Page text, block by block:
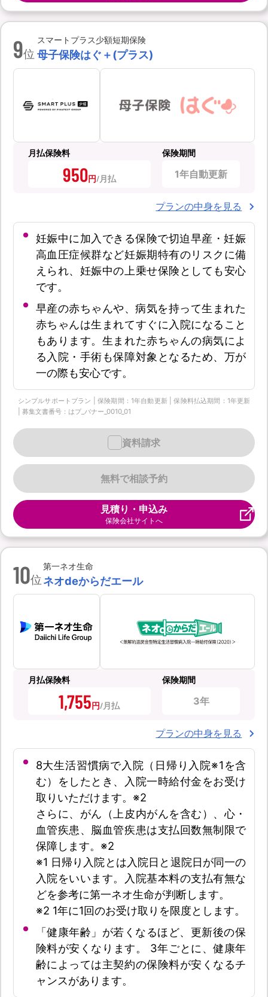
9位
スマートプラス少額短期保険
母子保険はぐ＋(プラス)
月払保険料
950円
保険期間
1年自動更新
プランの中身を見る
妊娠中に加入できる保険で切迫早産・妊娠
高血圧症候群など妊娠期特有のリスクに備
えられ、妊娠中の上乗せ保険としても安心
です。
早産の赤ちゃんや、病気を持って生まれた
赤ちゃんは生まれてすぐに入院になること
もあります。生まれた赤ちゃんの病気によ
る入院・手術も保障対象となるため、万が
一の際も安心です。
シンプルサポートプラン | 保険期間：1年自動更新 | 保険料払込期間：1年更新
| 募集文書番号：はプ_バナー_0010_01
無料で相談予約
資料請求
見積り・申込み
保険会社サイトへ
10位
第一ネオ生命
ネオdeからだエール
月払保険料
1,755円
保険期間
3年
プランの中身を見る
8大生活習慣病で入院（日帰り入院※1を含
む）をしたとき、入院一時給付金をお受け
取りいただけます。※2
さらに、がん（上皮内がんを含む）、心・
血管疾患、脳血管疾患は支払回数無制限で
保障します。※2
※1 日帰り入院とは入院日と退院日が同一の
入院をいいます。入院基本料の支払有無な
どを参考に第一ネオ生命が判断します。
※2 1年に1回のお受け取りを限度とします。
「健康年齢」が若くなるほど、更新後の保
険料が安くなります。 3年ごとに、健康年
齢によっては主契約の保険料が安くなるチ
ャンスがあります。